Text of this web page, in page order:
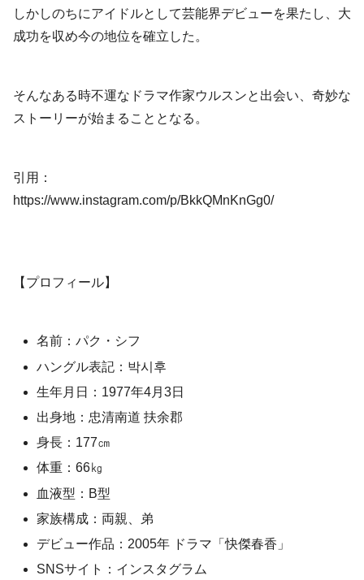
しかしのちにアイドルとして芸能界デビューを果たし、大
成功を収め今の地位を確立した。
そんなある時不運なドラマ作家ウルスンと出会い、奇妙な
ストーリーが始まることとなる。
引用：
https://www.instagram.com/p/BkkQMnKnGg0/
【プロフィール】
名前：パク・シフ
ハングル表記：박시후
生年月日：1977年4月3日
出身地：忠清南道 扶余郡
身長：177㎝
体重：66㎏
血液型：B型
家族構成：両親、弟
デビュー作品：2005年 ドラマ「快傑春香」
SNSサイト：インスタグラム